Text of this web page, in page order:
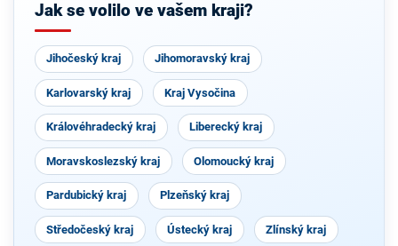
strana
Jak se volilo ve vašem kraji?
Jihočeský kraj Jihomoravský kraj
Karlovarský kraj Kraj Vysočina
Královéhradecký kraj Liberecký kraj
Moravskoslezský kraj Olomoucký kraj
Pardubický kraj Plzeňský kraj
Středočeský kraj Ústecký kraj Zlínský kraj